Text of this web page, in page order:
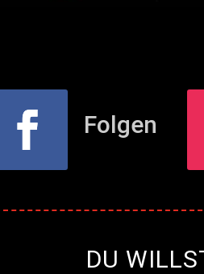
Folgen
DU